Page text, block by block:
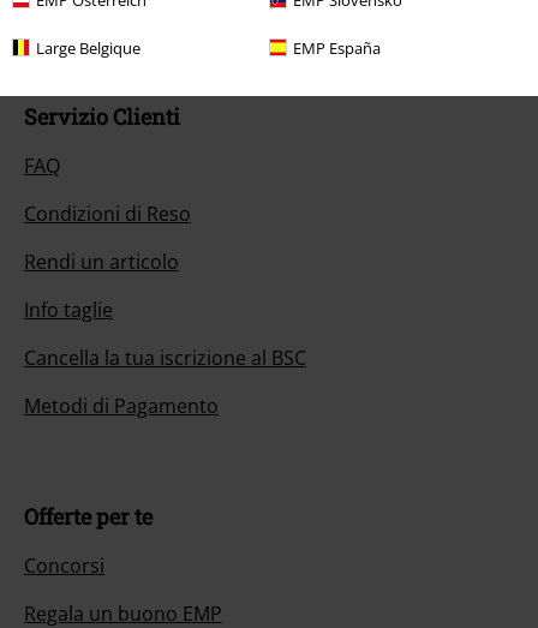
Large Belgique EMP España
Servizio Clienti
FAQ
Condizioni di Reso
Rendi un articolo
Info taglie
Cancella la tua iscrizione al BSC
Metodi di Pagamento
Offerte per te
Concorsi
Regala un buono EMP